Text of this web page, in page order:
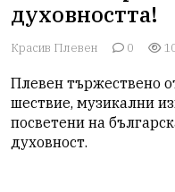
духовността!
Красив Плевен 0
Плевен тържествено
шествие, музикални
посветени на
духовност.